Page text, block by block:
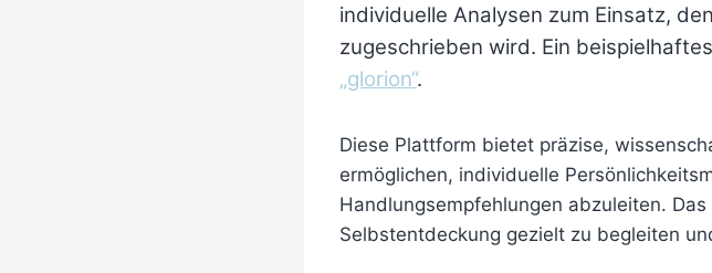
individuelle Analysen zum Einsatz,
zugeschrieben wird. Ein
„glorion“.
Diese Plattform bietet präzise,
ermöglichen, individuelle
Handlungsempfehlungen abzuleiten.
Selbstentdeckung gezielt zu begleiten